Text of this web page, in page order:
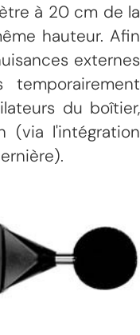
à 20 cm de la
hauteur. Afin
externes
du boîtier,
(via l'intégration